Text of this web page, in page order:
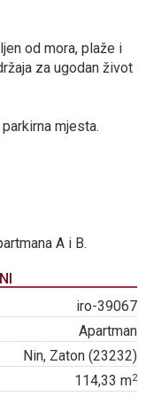
od mora, plaže i
za ugodan život
mjesta.
A i B.
iro-39067
Apartman
Nin, Zaton (23232)
114,33 m2